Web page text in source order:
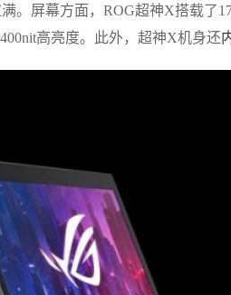
。屏幕方面，ROG超神X搭载了
高亮度。此外，超神X机身还